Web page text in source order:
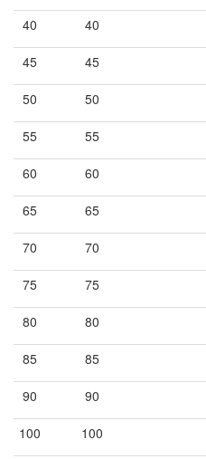
40 40
45 45
50 50
55 55
60 60
65 65
70 70
75 75
80 80
85 85
90 90
100 100